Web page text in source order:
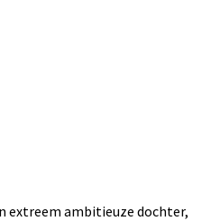
extreem ambitieuze dochter,